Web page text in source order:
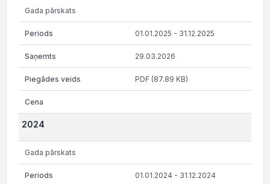
Gada pārskats
01.01.2025 - 31.12.2025
29.03.2026
PDF (87.89 KB)
2024
Gada pārskats
01.01.2024 - 31.12.2024